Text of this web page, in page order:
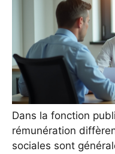
Dans la fonction
rémunération
sociales sont